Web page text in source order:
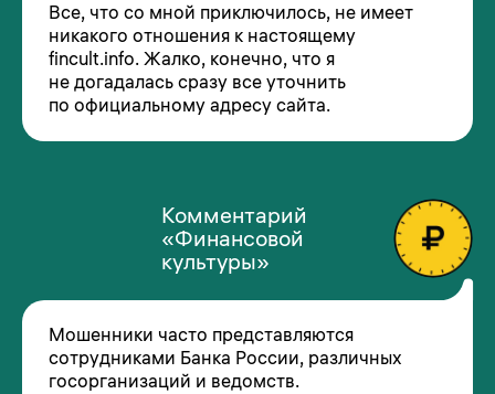
Все, что со мной приключилось, не имеет
никакого отношения к настоящему
fincult.info. Жалко, конечно, что я
не догадалась сразу все уточнить
по официальному адресу сайта.
Мошенники часто представляются
сотрудниками Банка России, различных
госорганизаций и ведомств.
Комментарий
«Финансовой
культуры»